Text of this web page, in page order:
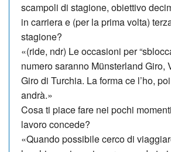
scampoli di stagione, obiettivo
in carriera e (per la prima volta)
stagione?
«(ride, ndr) Le occasioni per
numero saranno Münster­land Giro,
Giro di Turchia. La forma ce l’ho,
andrà.»
Cosa ti piace fare nei pochi
lavoro concede?
«Quando possibile cerco di